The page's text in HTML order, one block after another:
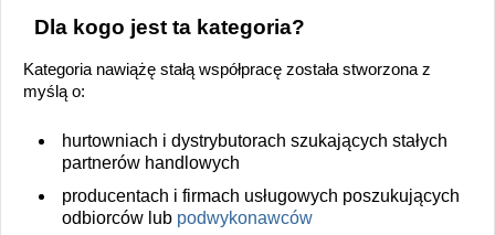
Dla kogo jest ta kategoria?
Kategoria nawiążę stałą współpracę została stworzona z
myślą o:
hurtowniach i dystrybutorach szukających stałych
partnerów handlowych
producentach i firmach usługowych poszukujących
odbiorców lub podwykonawców